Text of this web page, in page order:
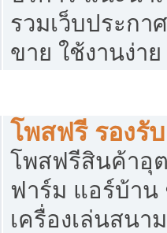
รวมเว็บประกา
ขาย ใช้งานง่าย
โพสฟรี รองรั
โพสฟรีสินค้าอุ
ฟาร์ม แอร์บ้าน
เครื่องเล่นสนา